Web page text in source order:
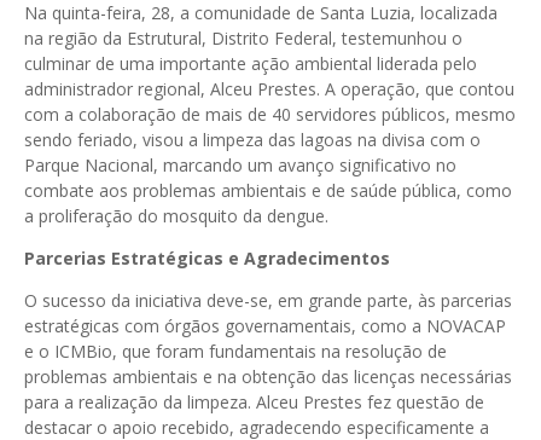
Na quinta-feira, 28, a comunidade de Santa Luzia, localizada
na região da Estrutural, Distrito Federal, testemunhou o
culminar de uma importante ação ambiental liderada pelo
administrador regional, Alceu Prestes. A operação, que contou
com a colaboração de mais de 40 servidores públicos, mesmo
sendo feriado, visou a limpeza das lagoas na divisa com o
Parque Nacional, marcando um avanço significativo no
combate aos problemas ambientais e de saúde pública, como
a proliferação do mosquito da dengue.
Parcerias Estratégicas e Agradecimentos
O sucesso da iniciativa deve-se, em grande parte, às parcerias
estratégicas com órgãos governamentais, como a NOVACAP
e o ICMBio, que foram fundamentais na resolução de
problemas ambientais e na obtenção das licenças necessárias
para a realização da limpeza. Alceu Prestes fez questão de
destacar o apoio recebido, agradecendo especificamente a